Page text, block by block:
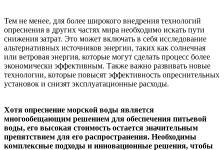
Тем не менее, для более широкого внедрения технологий
опреснения в других частях мира необходимо искать пути
снижения затрат. Это может включать в себя исследование
альтернативных источников энергии, таких как солнечная
или ветровая энергия, которые могут сделать процесс более
экономически эффективным. Также важно развивать новые
технологии, которые повысят эффективность опреснительных
установок и снизят эксплуатационные расходы.
Хотя опреснение морской воды является
многообещающим решением для обеспечения питьевой
воды, его высокая стоимость остается значительным
препятствием для его распространения. Необходимы
комплексные подходы и инновационные решения, чтобы